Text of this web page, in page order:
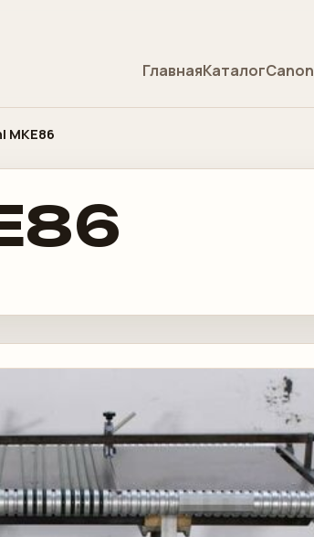
ГлавнаяКаталогCanon
MKE86